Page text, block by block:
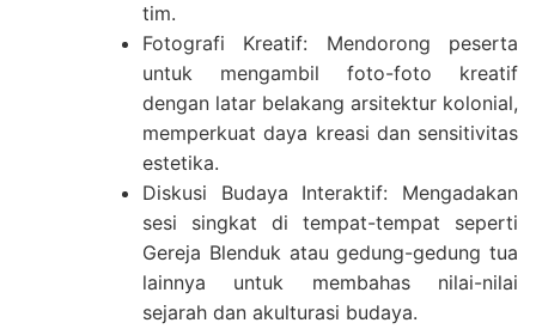
tim.
Fotografi Kreatif: Mendorong peserta
untuk mengambil foto-foto kreatif
dengan latar belakang arsitektur kolonial,
memperkuat daya kreasi dan sensitivitas
estetika.
Diskusi Budaya Interaktif: Mengadakan
sesi singkat di tempat-tempat seperti
Gereja Blenduk atau gedung-gedung tua
lainnya untuk membahas nilai-nilai
sejarah dan akulturasi budaya.